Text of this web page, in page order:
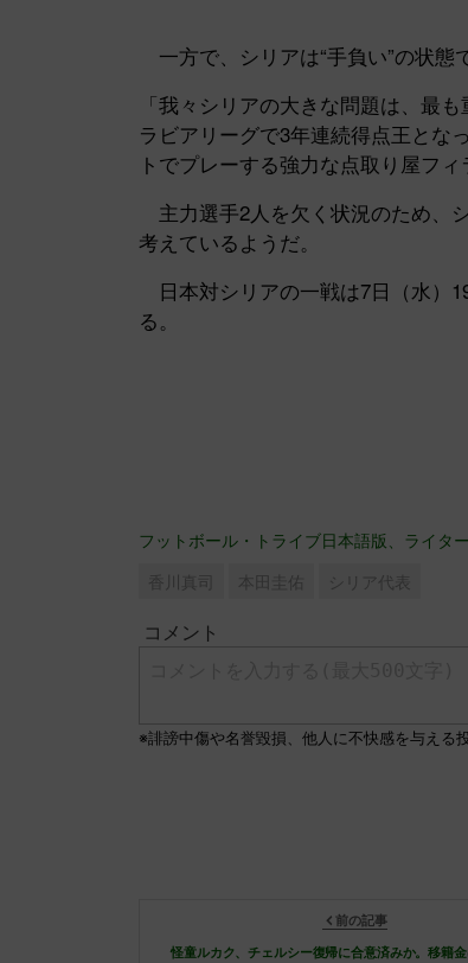
一方で、シリアは“手負い”の状態
「我々シリアの大きな問題は、最
ラビアリーグで3年連続得点王とな
トでプレーする強力な点取り屋フ
主力選手2人を欠く状況のため、
考えているようだ。
日本対シリアの一戦は7日（水）
る。
フットボール・トライブ日本語版、ライタ
香川真司 本田圭佑 シリア代表
前の記事
怪童ルカク、チェルシー復帰に合意済みか。移籍